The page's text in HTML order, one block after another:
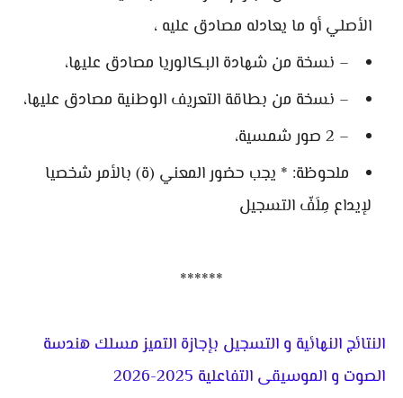
الأصلي أو ما يعادله مصادق عليه ،
– نسخة من شهادة البكالوريا مصادق عليها،
– نسخة من بطاقة التعريف الوطنية مصادق عليها،
– 2 صور شمسية،
ملحوظة: * يجب حضور المعني (ة) بالأمر شخصيا
لإيداع مِلَفّ التسجيل
******
النتائج النهائية و التسجيل بإجازة التميز مسلك هندسة
الصوت و الموسيقى التفاعلية 2025-2026